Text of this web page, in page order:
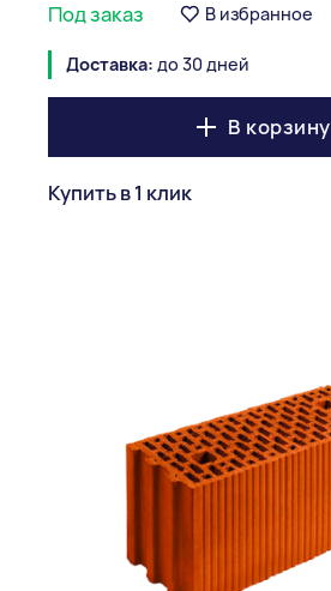
Под заказ В избранное
Доставка: до 30 дней
В корзину
Купить в 1 клик